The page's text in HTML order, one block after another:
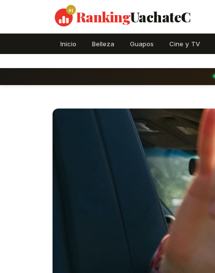
#1 RankingUachateC
Inicio Belleza Guapos Cine y TV